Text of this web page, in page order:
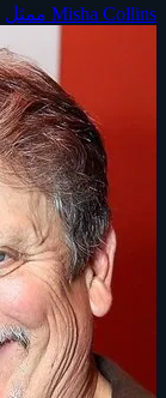
Misha Collins ممثل